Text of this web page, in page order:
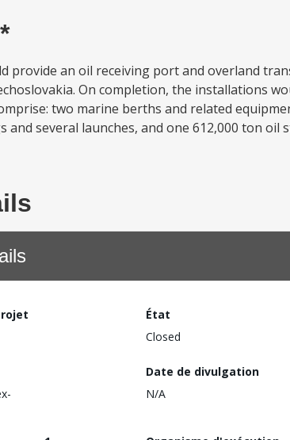
provide an oil receiving port and overland
On completion, the installations
two marine berths and related
and several launches, and one 612,000 ton oil
État
Closed
Date de divulgation
N/A